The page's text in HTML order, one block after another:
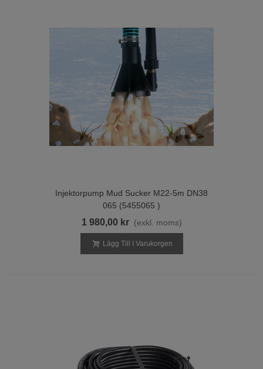
Injektorpump Mud Sucker M22-5m DN38
065 (5455065 )
1 980,00 kr (exkl. moms)
Lägg Till I Varukorgen